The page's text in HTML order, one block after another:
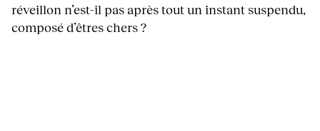
réveillon n’est-il pas après tout un instant suspendu,
composé d’êtres chers ?